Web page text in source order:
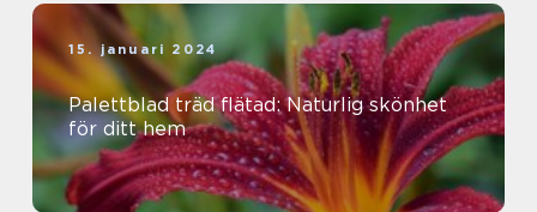
15. januari 2024
Palettblad träd flätad: Naturlig skönhet
för ditt hem